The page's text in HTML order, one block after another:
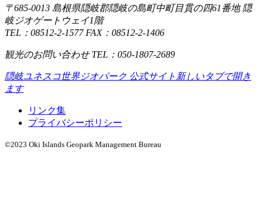
〒685-0013 島根県隠岐郡隠岐の島町中町目貫の四61番地 隠
岐ジオゲートウェイ1階
TEL：08512-2-1577 FAX：08512-2-1406
観光のお問い合わせ TEL：050-1807-2689
隠岐ユネスコ世界ジオパーク 公式サイト 新しいタブで開き
ます
リンク集
プライバシーポリシー
©2023 Oki Islands Geopark Management Bureau